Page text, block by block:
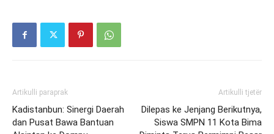
Artikulli paraprak
Kadistanbun: Sinergi Daerah
dan Pusat Bawa Bantuan
Artikulli tjetër
Dilepas ke Jenjang Berikutnya,
Siswa SMPN 11 Kota Bima